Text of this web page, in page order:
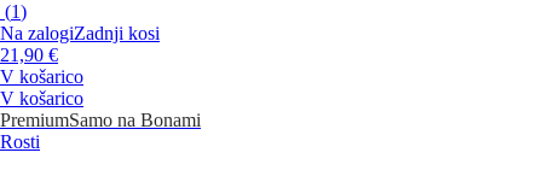
(1)
Na zalogiZadnji kosi
21,90 €
V košarico
V košarico
PremiumSamo na Bonami
Rosti